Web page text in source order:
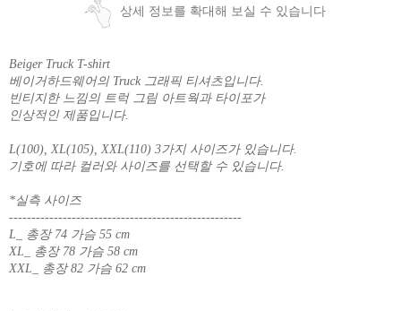
상세 정보를 확대해 보실 수 있습니다
Beiger Truck T-shirt
베이거하드웨어의 Truck 그래픽 티셔츠입니다.
빈티지한 느낌의 트럭 그림 아트웍과 타이포가
인상적인 제품입니다.
L(100), XL(105), XXL(110) 3가지 사이즈가 있습니다.
기호에 따라 컬러와 사이즈를 선택할 수 있습니다.
*실측 사이즈
----------------------------------------------------
L_ 총장 74 가슴 55 cm
XL_ 총장 78 가슴 58 cm
XXL_ 총장 82 가슴 62 cm